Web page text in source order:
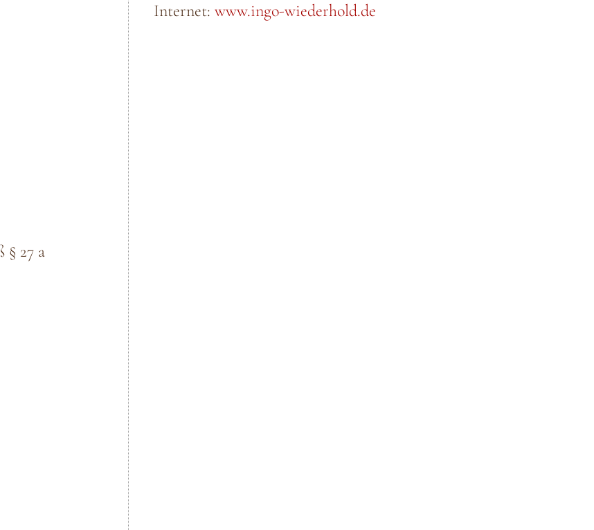
§ 27 a
Internet: www.ingo-wiederhold.de